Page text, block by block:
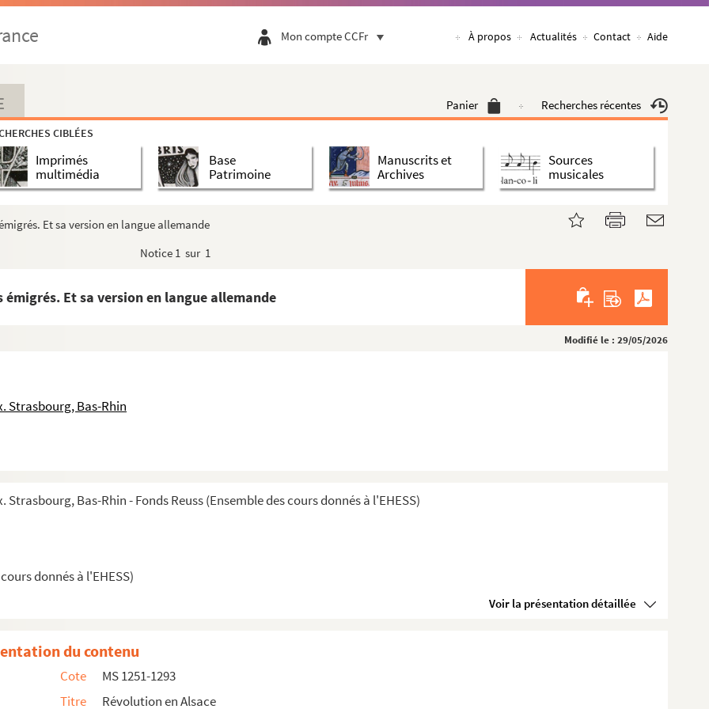
Mon compte CCFr À propos Actualités Contact Aide
Panier Recherches récentes
CIBLÉES
Imprimés
multimédia
Base
Patrimoine
Manuscrits et
Archives
Sources
musicales
Et sa version en langue allemande
Notice 1 sur 1
Et sa version en langue allemande
Modifié le : 29/05/2026
Strasbourg, Bas-Rhin
Bas-Rhin - Fonds Reuss (Ensemble des cours donnés à l'EHESS)
donnés à l'EHESS)
Voir la présentation détaillée
la Réforme jusqu'à la Révolution
siècle à la fin du XVIII
siècle)
du Bas-Rhin
Généraux
à l'émigration dans le Bas-Rhin, Cas particu...
du contenu
Cote
MS 1251-1293
Titre
Révolution en Alsace